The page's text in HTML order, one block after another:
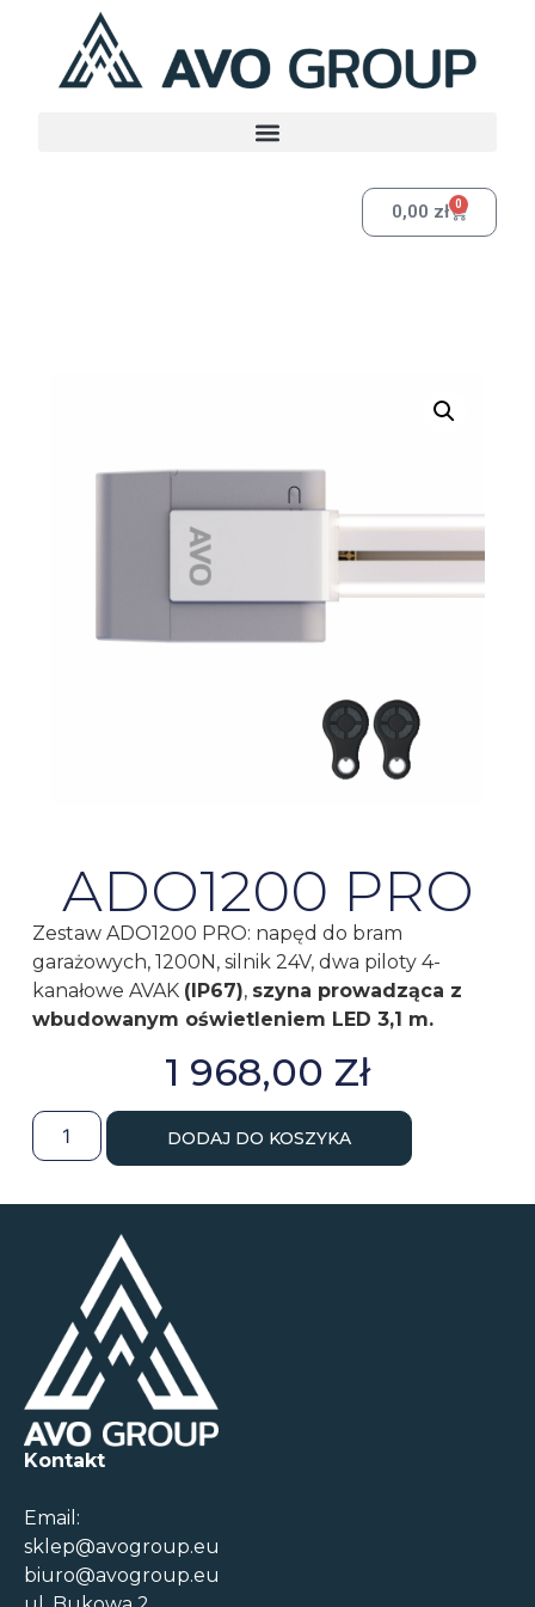
0,00 zł 0
ADO1200 PRO
Zestaw ADO1200 PRO: napęd do bram
garażowych, 1200N, silnik 24V, dwa piloty 4-
kanałowe AVAK (IP67), szyna prowadząca z
wbudowanym oświetleniem LED 3,1 m.
1 968,00 Zł
DODAJ DO KOSZYKA
Kontakt
Email:
sklep@avogroup.eu
biuro@avogroup.eu